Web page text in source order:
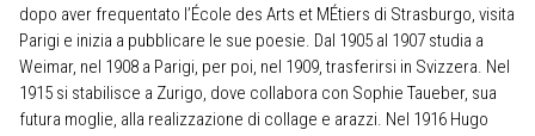
dopo aver frequentato l’École des Arts et MÉtiers di Strasburgo, visita
Parigi e inizia a pubblicare le sue poesie. Dal 1905 al 1907 studia a
Weimar, nel 1908 a Parigi, per poi, nel 1909, trasferirsi in Svizzera. Nel
1915 si stabilisce a Zurigo, dove collabora con Sophie Taueber, sua
futura moglie, alla realizzazione di collage e arazzi. Nel 1916 Hugo